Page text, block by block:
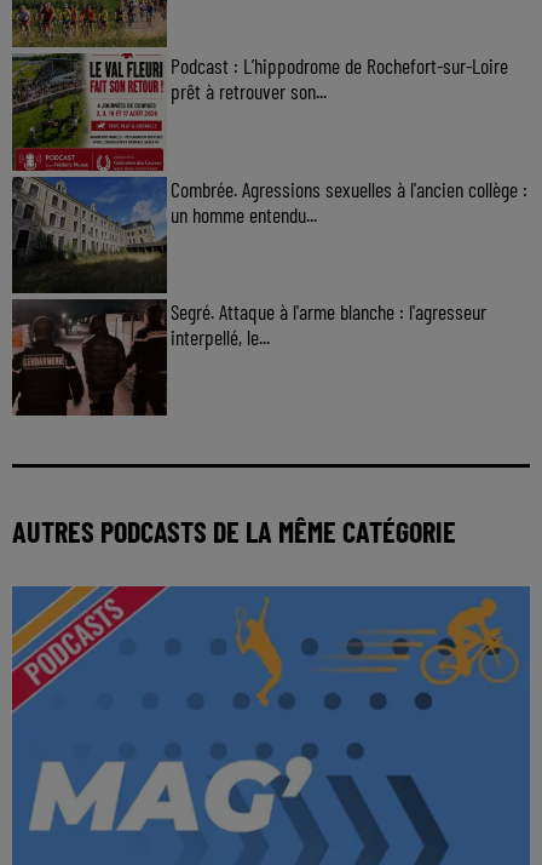
Podcast : L’hippodrome de Rochefort-sur-Loire
prêt à retrouver son...
Combrée. Agressions sexuelles à l'ancien collège :
un homme entendu...
Segré. Attaque à l'arme blanche : l'agresseur
interpellé, le...
AUTRES PODCASTS DE LA MÊME CATÉGORIE